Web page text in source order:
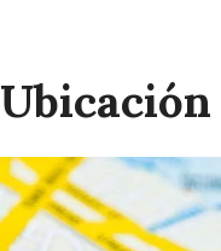
Ubicación